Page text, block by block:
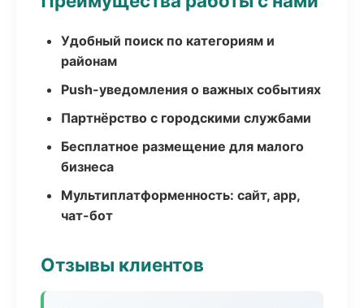
Удобный поиск по категориям и
районам
Push-уведомления о важных событиях
Партнёрство с городскими службами
Бесплатное размещение для малого
бизнеса
Мультиплатформенность: сайт, app,
чат-бот
Отзывы клиентов